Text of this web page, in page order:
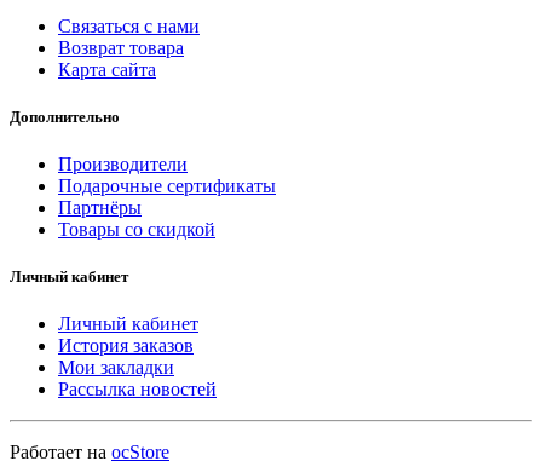
Связаться с нами
Возврат товара
Карта сайта
Дополнительно
Производители
Подарочные сертификаты
Партнёры
Товары со скидкой
Личный кабинет
Личный кабинет
История заказов
Мои закладки
Рассылка новостей
Работает на ocStore